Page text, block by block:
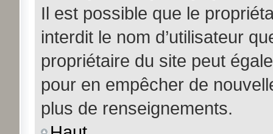
Il est possible que le
interdit le nom d’utilisateur
propriétaire du site peut
pour en empêcher de
plus de renseignements.